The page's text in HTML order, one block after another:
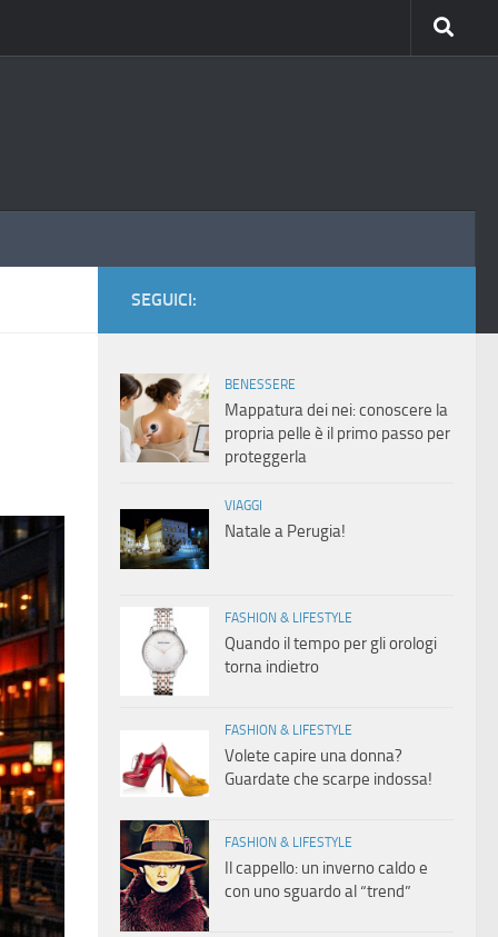
SEGUICI:
BENESSERE
Mappatura dei nei: conoscere la
propria pelle è il primo passo per
proteggerla
VIAGGI
Natale a Perugia!
FASHION & LIFESTYLE
Quando il tempo per gli orologi
torna indietro
FASHION & LIFESTYLE
Volete capire una donna?
Guardate che scarpe indossa!
FASHION & LIFESTYLE
Il cappello: un inverno caldo e
con uno sguardo al “trend”